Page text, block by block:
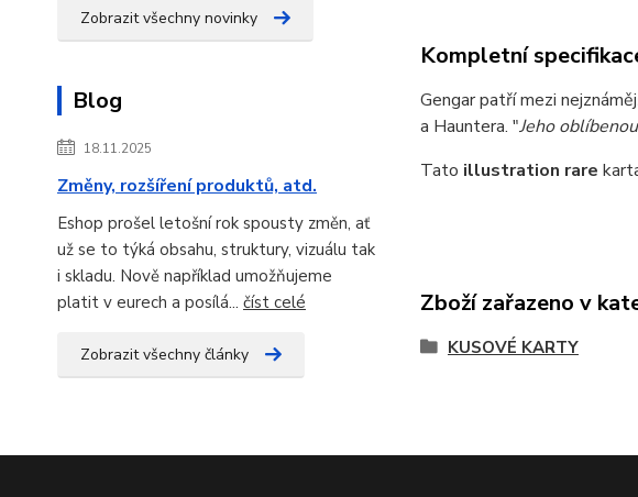
Zobrazit všechny novinky
Blog
18.11.2025
Změny, rozšíření produktů, atd.
Eshop prošel letošní rok spousty změn, ať
už se to týká obsahu, struktury, vizuálu tak
i skladu. Nově například umožňujeme
platit v eurech a posílá... číst celé
Zobrazit všechny články
Kompletní
Gengar patří mezi
a Hauntera. "Jeho
Tato illustration rare
Zboží zařazeno v
KUSOVÉ KARTY